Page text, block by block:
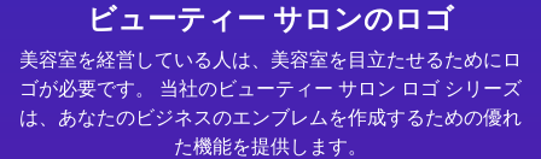
ビューティー サロンのロゴ
美容室を経営している人は、美容室を目立たせるためにロ
ゴが必要です。 当社のビューティー サロン ロゴ シリーズ
は、あなたのビジネスのエンブレムを作成するための優れ
た機能を提供します。